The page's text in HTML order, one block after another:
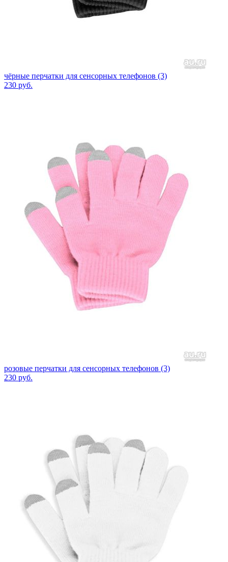
чёрные перчатки для сенсорных телефонов (3)
230 руб.
розовые перчатки для сенсорных телефонов (3)
230 руб.